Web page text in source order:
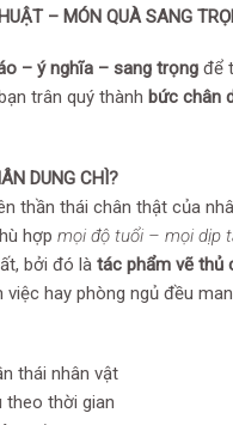
– MÓN QUÀ SANG
– ý nghĩa – sang trọng để
trân quý thành bức chân
DUNG CHÌ?
thần thái chân thật của
hợp mọi độ tuổi – mọi dịp
bởi đó là tác phẩm vẽ thủ
hay phòng ngủ đều
thái nhân vật
theo thời gian